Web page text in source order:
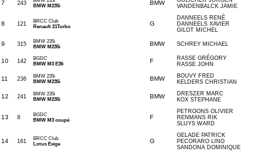
7 243
BMW M235i
BMW
VANDENBALCK JAMIE
8 121
BRCC Club
Renault 21Turbo
G
DANNEELS RENÉ
DANNEELS XAVIER
GILOT MICHEL
9 315
BMW 235i
BMW M235i
BMW SCHREY MICHAEL
10 142
BGDC
BMW M3 E36
F
RASSE GRÉGORY
RASSE JOHN
11 236
BMW 235i
BMW M235i
BMW
BOUVY FRED
KELDERS CHRISTIAN
12 241
BMW 235i
BMW M235i
BMW
DRESZER MARC
KOX STEPHANE
13 8
BGDC
BMW M3 coupé
F
PETROONS OLIVIER
RENMANS RIK
SLUYS WARD
14 161
BRCC Club
Lotus Exige
G
GELADE PATRICK
PECORARO LINO
SANDONA DOMINIQUE